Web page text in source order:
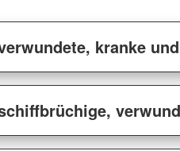
kranke